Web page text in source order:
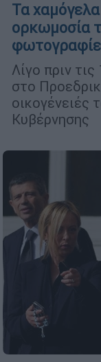
Τα
ορκωμοσία
Λίγο πριν
στο
οικογένειές
Κυβέρνησης